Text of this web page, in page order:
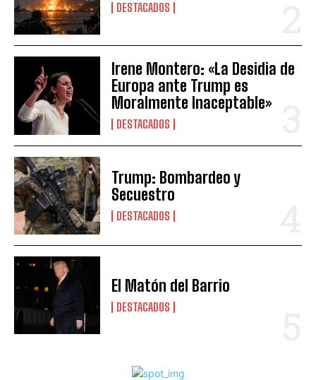
DESTACADOS
Irene Montero: «La Desidia de
Europa ante Trump es
Moralmente Inaceptable»
DESTACADOS
Trump: Bombardeo y
Secuestro
DESTACADOS
El Matón del Barrio
DESTACADOS